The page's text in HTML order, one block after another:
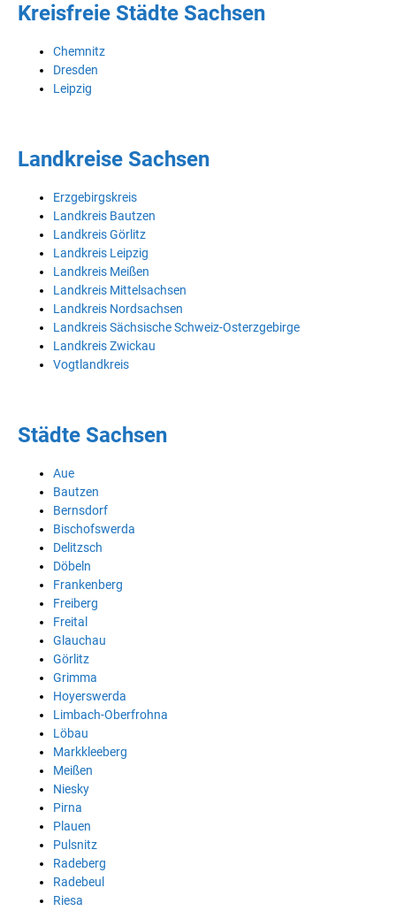
Kreisfreie Städte Sachsen
Chemnitz
Dresden
Leipzig
Landkreise Sachsen
Erzgebirgskreis
Landkreis Bautzen
Landkreis Görlitz
Landkreis Leipzig
Landkreis Meißen
Landkreis Mittelsachsen
Landkreis Nordsachsen
Landkreis Sächsische Schweiz-Osterzgebirge
Landkreis Zwickau
Vogtlandkreis
Städte Sachsen
Aue
Bautzen
Bernsdorf
Bischofswerda
Delitzsch
Döbeln
Frankenberg
Freiberg
Freital
Glauchau
Görlitz
Grimma
Hoyerswerda
Limbach-Oberfrohna
Löbau
Markkleeberg
Meißen
Niesky
Pirna
Plauen
Pulsnitz
Radeberg
Radebeul
Riesa